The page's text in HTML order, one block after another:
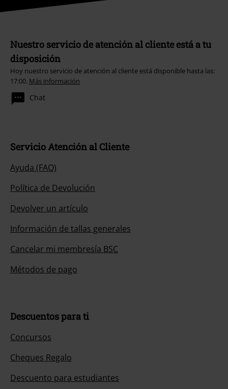
Nuestro servicio de atención al cliente está a tu
disposición
Hoy nuestro servicio de atención al cliente está disponible hasta las:
17:00. Más información
Chat
Servicio Atención al Cliente
Ayuda (FAQ)
Política de Devolución
Devolver un artículo
Información de tallas generales
Cancelar mi membresía BSC
Métodos de pago
Descuentos para ti
Concursos
Cheques Regalo
Descuento para estudiantes